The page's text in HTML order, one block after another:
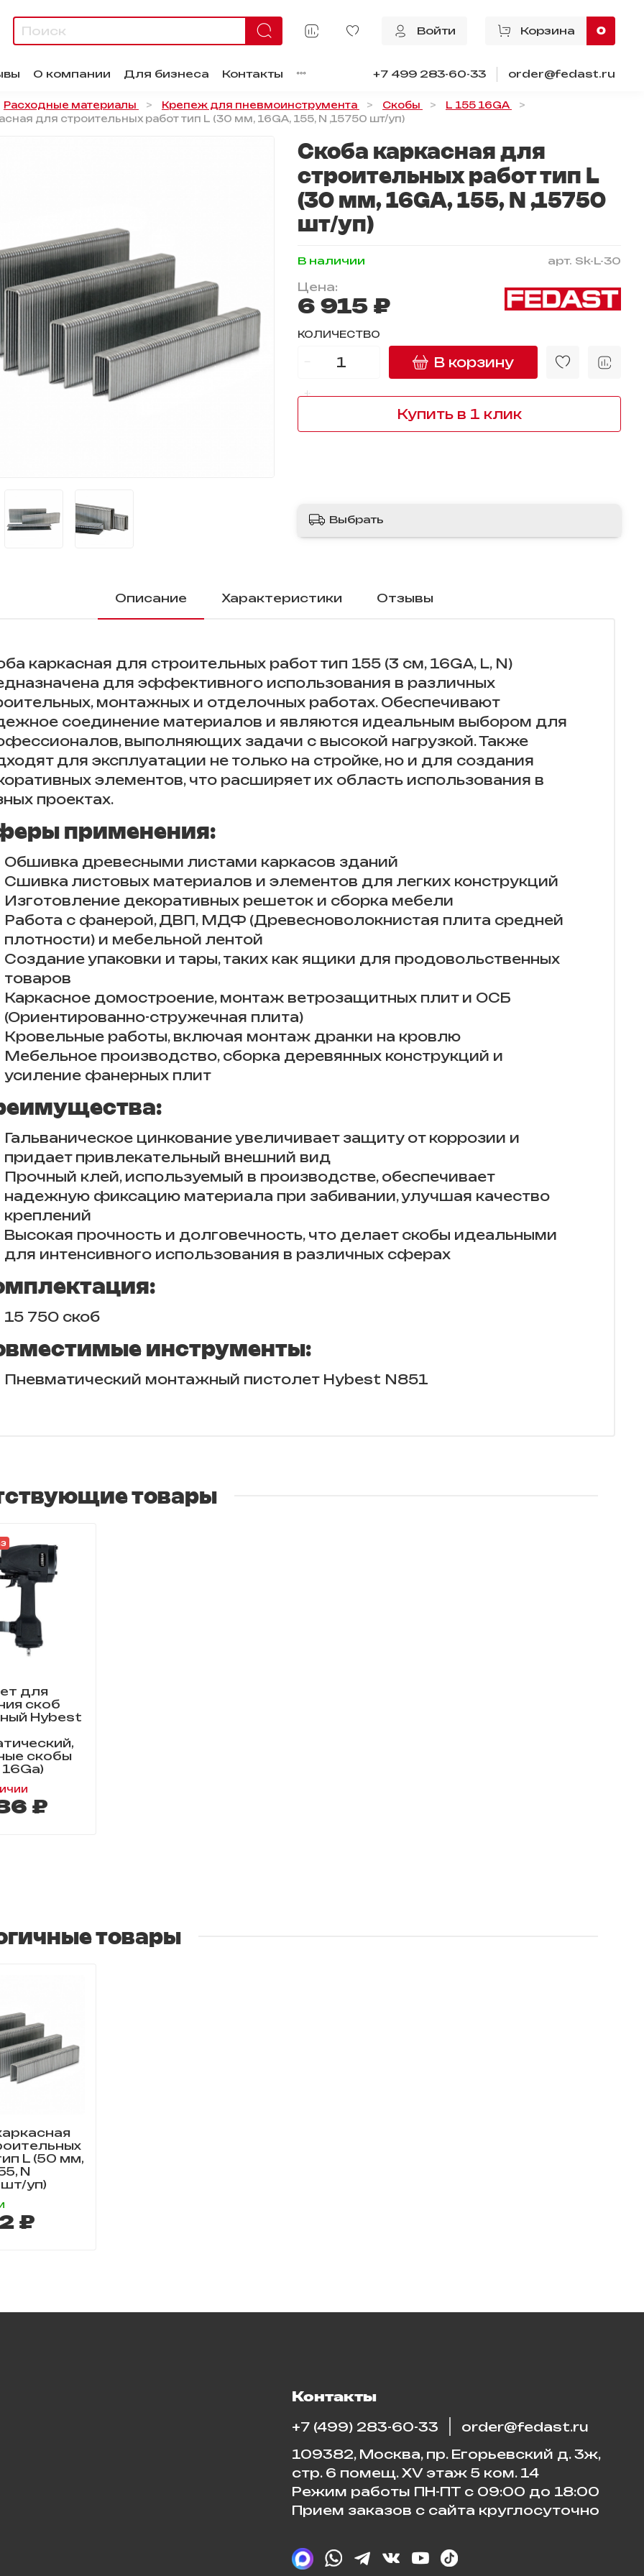
Войти Корзина 0
О компании Для бизнеса Контакты +7 499 283-60-33 order@fedast.ru
Расходные материалы Крепеж для пневмоинструмента Скобы
L 155 16GA
для строительных работ тип L (30 мм, 16GA, 155, N ,15750 шт/уп)
арт. Sk-L-30
В наличии
Скоба каркасная для
строительных работ тип L
(30 мм, 16GA, 155, N ,15750
шт/уп)
Цена:
6 915 ₽
КОЛИЧЕСТВО
В корзину
Купить в 1 клик
Выбрать
Описание Характеристики Отзывы
каркасная для строительных работ тип 155 (3 см, 16GA, L, N)
для эффективного использования в различных
монтажных и отделочных работах. Обеспечивают
соединение материалов и являются идеальным выбором для
выполняющих задачи с высокой нагрузкой. Также
для эксплуатации не только на стройке, но и для создания
элементов, что расширяет их область использования в
проектах.
применения:
Обшивка древесными листами каркасов зданий
Сшивка листовых материалов и элементов для легких конструкций
Изготовление декоративных решеток и сборка мебели
Работа с фанерой, ДВП, МДФ (Древесноволокнистая плита средней
плотности) и мебельной лентой
Создание упаковки и тары, таких как ящики для продовольственных
товаров
Каркасное домостроение, монтаж ветрозащитных плит и ОСБ
(Ориентированно-стружечная плита)
Кровельные работы, включая монтаж дранки на кровлю
Мебельное производство, сборка деревянных конструкций и
усиление фанерных плит
Гальваническое цинкование увеличивает защиту от коррозии и
придает привлекательный внешний вид
Прочный клей, используемый в производстве, обеспечивает
надежную фиксацию материала при забивании, улучшая качество
креплений
Высокая прочность и долговечность, что делает скобы идеальными
для интенсивного использования в различных сферах
15 750 скоб
инструменты:
Пневматический монтажный пистолет Hybest N851
товары
для
скоб
Hybest
скобы
₽
товары
L (50 мм,
N
уп)
₽
Контакты
+7 (499) 283-60-33
order@fedast.ru
109382, Москва, пр. Егорьевский д. 3ж,
стр. 6 помещ. XV этаж 5 ком. 14
Режим работы ПН-ПТ с 09:00 до 18:00
Прием заказов с сайта круглосуточно